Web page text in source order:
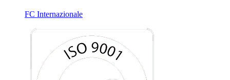
FC Internazionale